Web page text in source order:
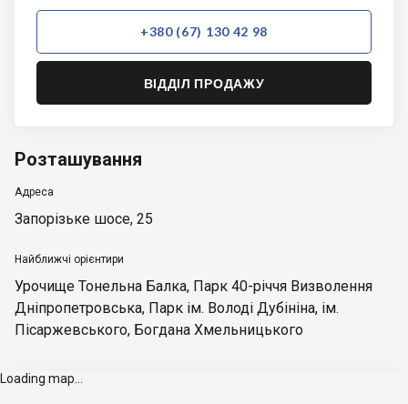
+380 (67) 130 42 98
ВІДДІЛ ПРОДАЖУ
Розташування
Адреса
Запорізьке шосе, 25
Найближчі орієнтири
Урочище Тонельна Балка, Парк 40-річчя Визволення
Дніпропетровська, Парк ім. Володі Дубініна, ім.
Пісаржевського, Богдана Хмельницького
Loading map...